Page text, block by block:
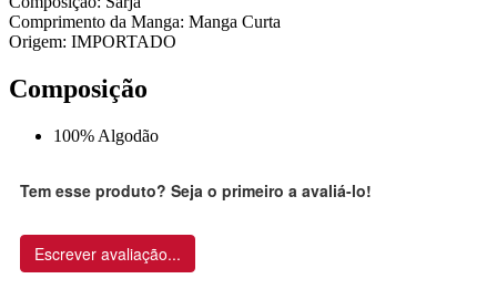
Comprimento da Manga: Manga Curta
Origem: IMPORTADO
Composição
100% Algodão
Tem esse produto? Seja o primeiro a avaliá-lo!
Escrever avaliação...